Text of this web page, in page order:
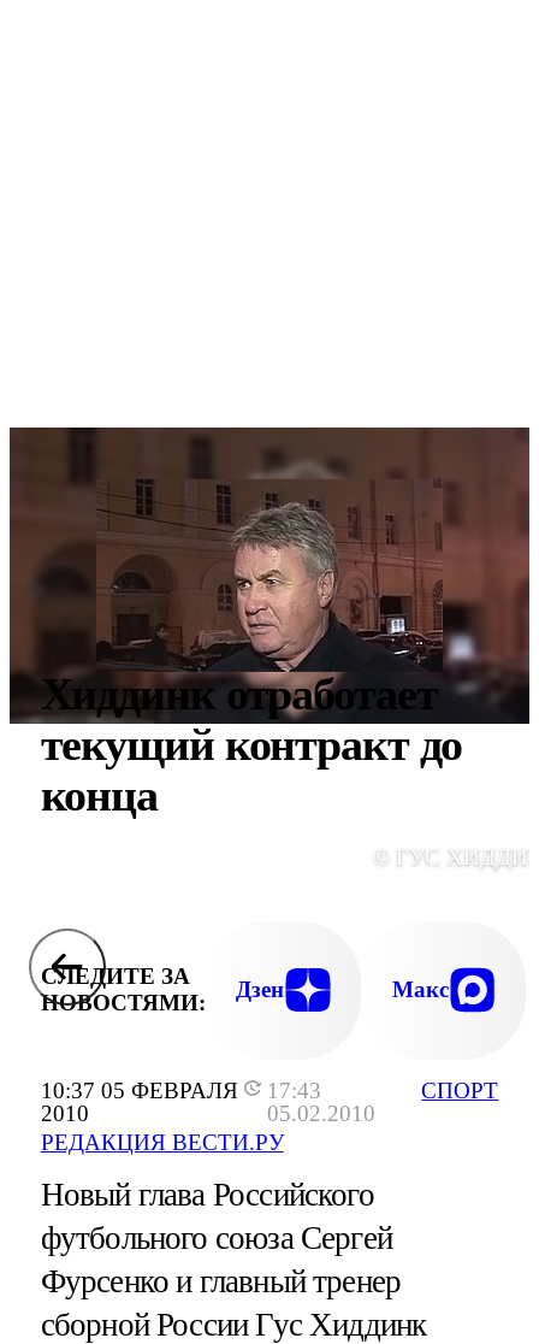
10:37 05 ФЕВРАЛЯ
2010
17:43
05.02.2010
РЕДАКЦИЯ ВЕСТИ.РУ
СПОРТ
Хиддинк отработает
текущий контракт до
конца
© ГУС
СЛЕДИТЕ ЗА
НОВОСТЯМИ:
Дзен Макс
Новый глава Российского
футбольного союза Сергей
Фурсенко и главный тренер
сборной России Гус Хиддинк